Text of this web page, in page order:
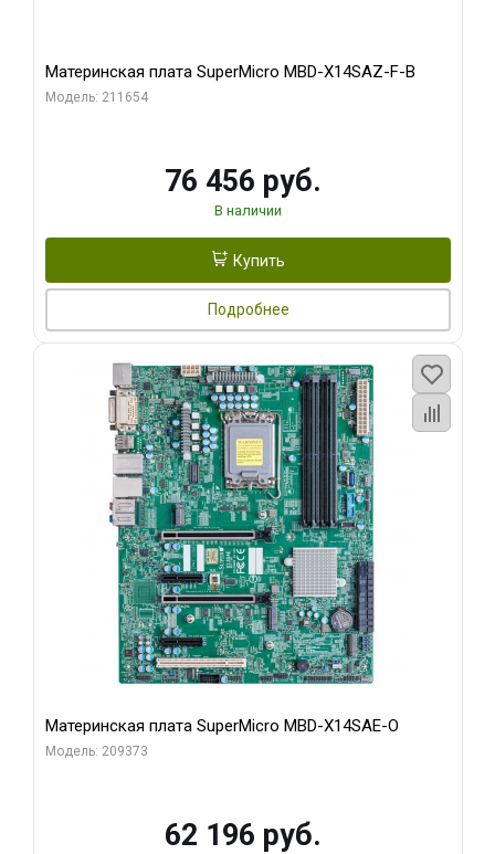
Материнская плата SuperMicro MBD-X14SAZ-F-B
Модель: 211654
76 456 руб.
В наличии
Купить
Подробнее
Материнская плата SuperMicro MBD-X14SAE-O
Модель: 209373
62 196 руб.